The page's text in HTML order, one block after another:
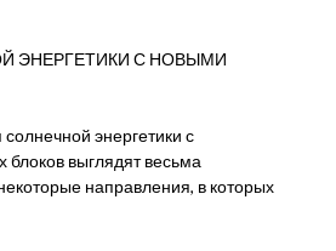
ЭНЕРГЕТИКИ С НОВЫМИ
энергетики с
блоков выглядят весьма
направления, в которых